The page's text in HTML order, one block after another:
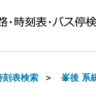
刻表検索 ＞ 峯後 系